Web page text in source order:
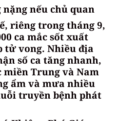
nếu chủ quan
riêng trong tháng 9,
ca mắc sốt xuất
tử vong. Nhiều địa
số ca tăng nhanh,
Trung và Nam
ẩm và mưa nhiều
truyền bệnh phát